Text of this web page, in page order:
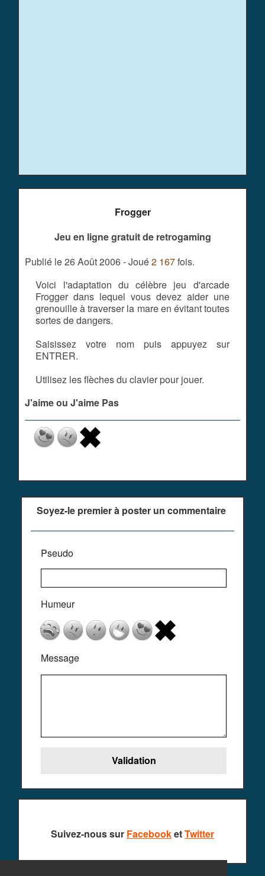
Frogger
Jeu en ligne gratuit de retrogaming
Publié le 26 Août 2006 - Joué2 167fois.
Voici l'adaptation du célèbre jeu d'arcade
Frogger dans lequel vous devez aider une
grenouille à traverser la mare en évitant toutes
sortes de dangers.
Saisissez votre nom puis appuyez sur
ENTRER.
Utilisez les flèches du clavier pour jouer.
J'aime ou J'aime Pas
Soyez-le premier à poster un commentaire
Pseudo
Humeur
Message
Suivez-nous sur FacebooketTwitter